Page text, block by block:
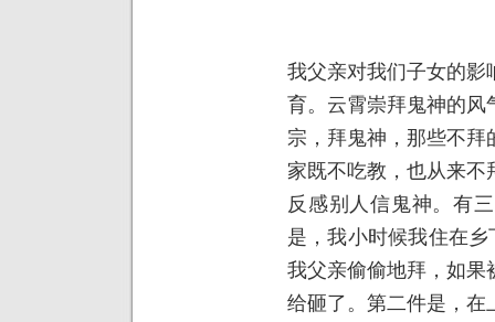
我父亲对我们子女的影
育。云霄崇拜鬼神的风
宗，拜鬼神，那些不
家既不吃教，也从来
反感别人信鬼神。有
是，我小时候我住在乡
我父亲偷偷地拜，如果
给砸了。第二件是，在